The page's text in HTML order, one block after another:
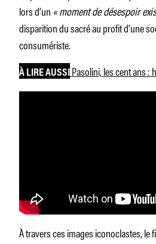
lors d’un « moment de désespoir
disparition du sacré au profit d’une
consumériste.
À LIRE AUSSI Pasolini, les cent ans :
À travers ces images iconoclastes, le